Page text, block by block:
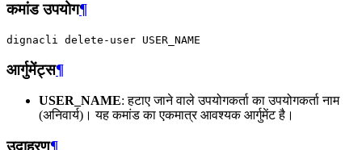
कमांड उपयोग¶
dignacli delete-user
आर्गुमेंट्स¶
USER_NAME: हटाए जाने वाले उपयोगकर्ता का उपयोगकर्ता नाम
(अनिवार्य)। यह कमांड का एकमात्र आवश्यक आर्गुमेंट है।
उदाहरण¶